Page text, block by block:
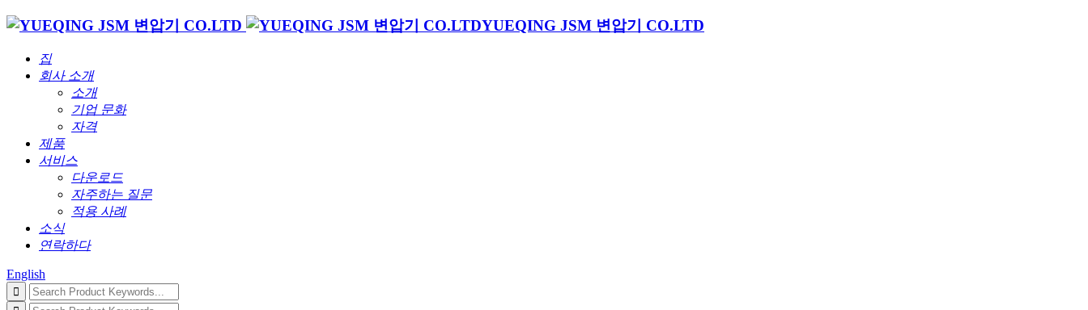
YUEQING JSM 변압기 CO.LTD
집
회사 소개
소개
기업 문화
자격
제품
서비스
다운로드
자주하는 질문
적용 사례
소식
연락하다
English